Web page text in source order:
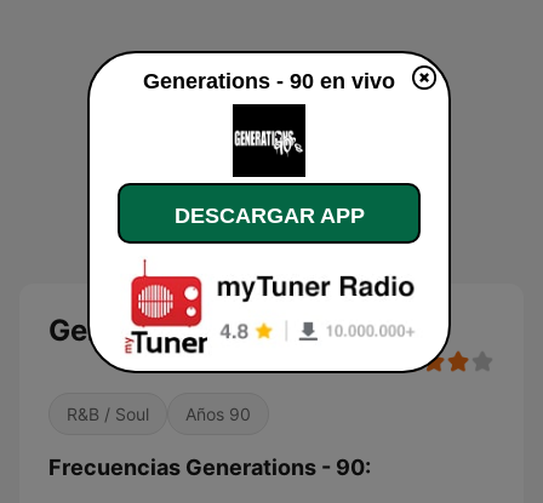
Generations - 90
R&B / Soul Años 90
Frecuencias Generations - 90:
Generations - 90 en vivo
DESCARGAR APP